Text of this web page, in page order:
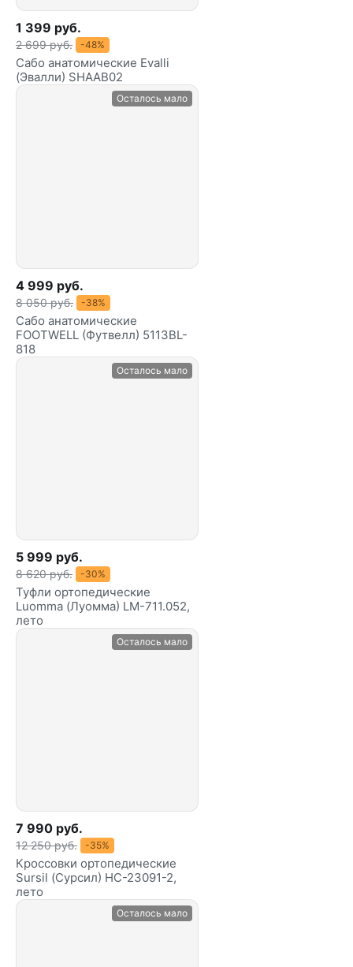
1 399 руб.
2 699 руб. -48%
Сабо анатомические Evalli
(Эвалли) SHAAB02
Осталось мало
4 999 руб.
8 050 руб. -38%
Сабо анатомические
FOOTWELL (Футвелл) 5113BL-
818
Осталось мало
5 999 руб.
8 620 руб. -30%
Туфли ортопедические
Luomma (Луомма) LM-711.052,
лето
Осталось мало
7 990 руб.
12 250 руб. -35%
Кроссовки ортопедические
Sursil (Сурсил) HC-23091-2,
лето
Осталось мало